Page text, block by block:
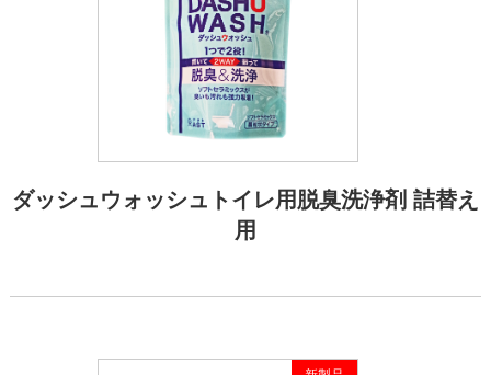
ダッシュウォッシュトイレ用脱臭洗浄剤 詰替え
用